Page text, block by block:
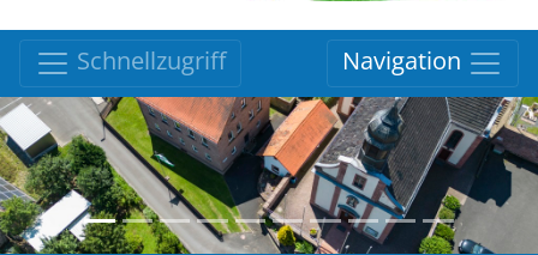
Schnellzugriff Navigation